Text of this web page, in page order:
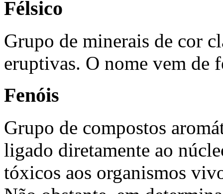
Félsico
Grupo de minerais de cor
eruptivas. O nome vem de
Fenóis
Grupo de compostos
ligado diretamente ao
tóxicos aos organismos